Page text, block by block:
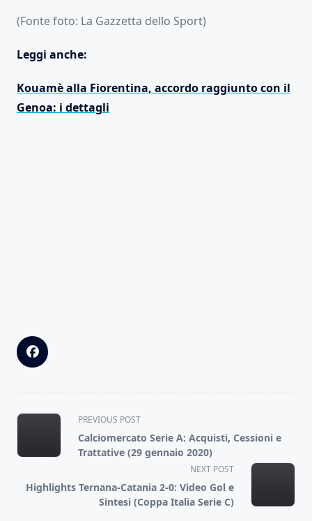
(Fonte foto: La Gazzetta dello Sport)
Leggi anche:
Kouamè alla Fiorentina, accordo raggiunto con il
Genoa: i dettagli
<span
class="nav-
subtitle
reader-
text">Page</span>
PREVIOUS POST
Calciomercato Serie A: Acquisti, Cessioni e
Trattative (29 gennaio 2020)
NEXT POST
Highlights Ternana-Catania 2-0: Video Gol e
Sintesi (Coppa Italia Serie C)